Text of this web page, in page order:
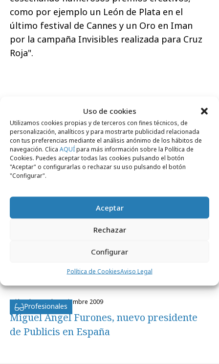
Uso de cookies
Utilizamos cookies propias y de terceros con fines técnicos, de
personalización, analíticos y para mostrarte publicidad relacionada
con tus preferencias mediante el análisis anónimo de los hábitos de
navegación. Clica AQUÍpara más información sobre la Política de
Cookies. Puedes aceptar todas las cookies pulsando el botón
"Aceptar" o configurarlas o rechazar su uso pulsando el botón
"Configurar".
Aceptar
Rechazar
Configurar
Política de CookiesAviso Legal
como por ejemplo un León de Plata en el
último festival de Cannes y un Oro en Iman
por la campaña Invisibles realizada para Cruz
Roja".
Noticias Relacionadas
Publicis Modem ficha a Ricardo Tejedor
de Publicis en España
Profesionales
miércoles, 11 de noviembre 2009
Miguel Ángel Furones, nuevo presidente
de Publicis en España